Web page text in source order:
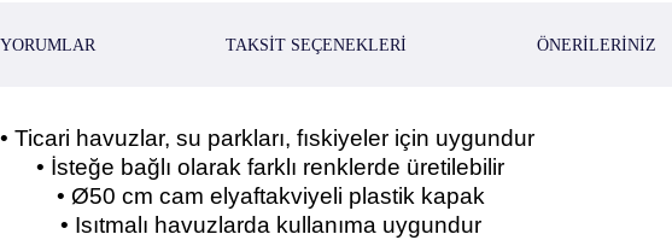
YORUMLAR TAKSIT SEÇENEKLERI ÖNERILERINIZ
• Ticari havuzlar, su parkları, fıskiyeler için uygundur
• İsteğe bağlı olarak farklı renklerde üretilebilir
• Ø50 cm cam elyaftakviyeli plastik kapak
• Isıtmalı havuzlarda kullanıma uygundur